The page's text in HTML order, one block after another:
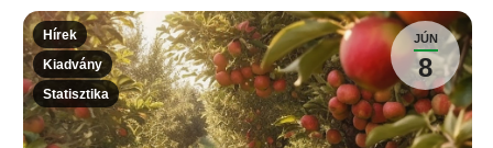
JÚN
8
Hírek
Kiadvány
Statisztika